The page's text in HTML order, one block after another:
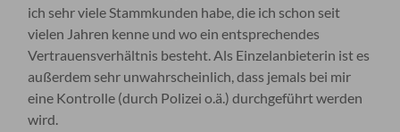
ich sehr viele Stammkunden habe, die ich schon seit
vielen Jahren kenne und wo ein entsprechendes
Vertrauensverhältnis besteht. Als Einzelanbieterin ist es
außerdem sehr unwahrscheinlich, dass jemals bei mir
eine Kontrolle (durch Polizei o.ä.) durchgeführt werden
wird.